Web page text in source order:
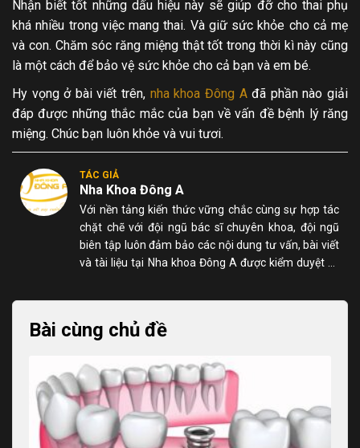
Nhận biết tốt những dấu hiệu này sẽ giúp đỡ cho thai phụ
khá nhiều trong việc mang thai. Và giữ sức khỏe cho cả mẹ
và con. Chăm sóc răng miệng thật tốt trong thời kì này cũng
là một cách để bảo vệ sức khỏe cho cả bạn và em bé.
Hy vọng ở bài viết trên, nha khoa Đông Ađã phần nào giải
đáp được những thắc mắc của bạn về vấn đề bệnh lý răng
miệng. Chúc bạn luôn khỏe và vui tươi.
TÁC GIẢ
Nha Khoa Đông A
Với nền tảng kiến thức vững chắc cùng sự hợp tác
chặt chẽ với đội ngũ bác sĩ chuyên khoa, đội ngũ
biên tập luôn đảm bảo các nội dung tư vấn, bài viết
và tài liệu tại Nha khoa Đông A được kiểm duyệt kỹ
Bài cùng chủ đề